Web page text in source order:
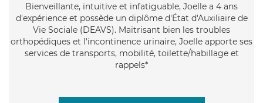
Bienveillante, intuitive et infatiguable, Joelle a 4 ans
d'expérience et possède un diplôme d'État d'Auxiliaire de
Vie Sociale (DEAVS). Maitrisant bien les troubles
orthopédiques et l'incontinence urinaire, Joelle apporte ses
services de transports, mobilité, toilette/habillage et
rappels*